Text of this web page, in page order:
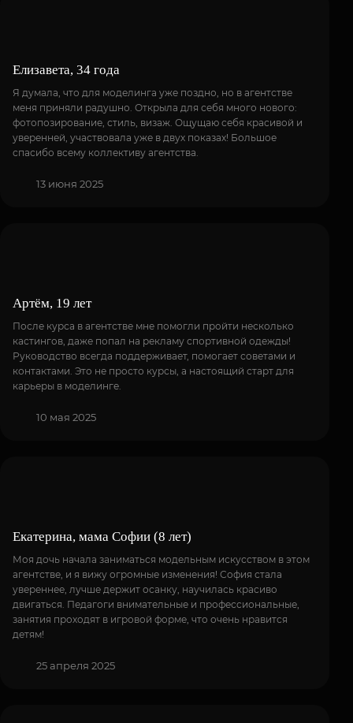
Елизавета, 34 года
Я думала, что для моделинга уже поздно, но в агентстве
меня приняли радушно. Открыла для себя много нового:
фотопозирование, стиль, визаж. Ощущаю себя красивой и
уверенней, участвовала уже в двух показах! Большое
спасибо всему коллективу агентства.
13 июня 2025
Артём, 19 лет
После курса в агентстве мне помогли пройти несколько
кастингов, даже попал на рекламу спортивной одежды!
Руководство всегда поддерживает, помогает советами и
контактами. Это не просто курсы, а настоящий старт для
карьеры в моделинге.
10 мая 2025
Екатерина, мама Софии (8 лет)
Моя дочь начала заниматься модельным искусством в этом
агентстве, и я вижу огромные изменения! София стала
увереннее, лучше держит осанку, научилась красиво
двигаться. Педагоги внимательные и профессиональные,
занятия проходят в игровой форме, что очень нравится
детям!
25 апреля 2025